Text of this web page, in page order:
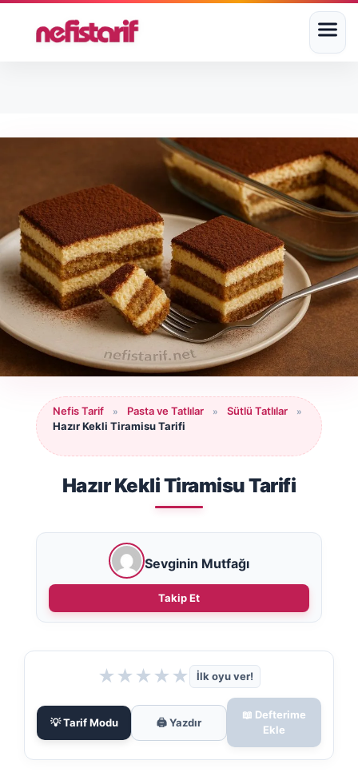
Nefis Tarif » Pasta ve Tatlılar » Sütlü Tatlılar »
Hazır Kekli Tiramisu Tarifi
Hazır Kekli Tiramisu Tarifi
Sevginin Mutfağı
Takip Et
★ ★ ★ ★ ★ İlk oyu ver!
💡 Tarif Modu 🖨️ Yazdır
📖 Defterime
Ekle